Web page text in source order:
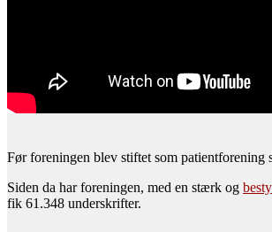
Før foreningen blev stiftet som
Siden da har foreningen, med en stærk og
fik 61.348 underskrifter.